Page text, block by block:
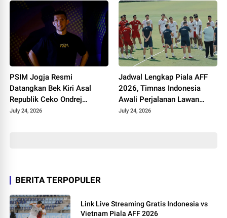
PSIM Jogja Resmi
Datangkan Bek Kiri Asal
Republik Ceko Ondrej
Rudzan untuk Hadapi Super
July 24, 2026
Jadwal Lengkap Piala AFF
2026, Timnas Indonesia
Awali Perjalanan Lawan
Kamboja
July 24, 2026
BERITA TERPOPULER
Link Live Streaming Gratis Indonesia vs
Vietnam Piala AFF 2026